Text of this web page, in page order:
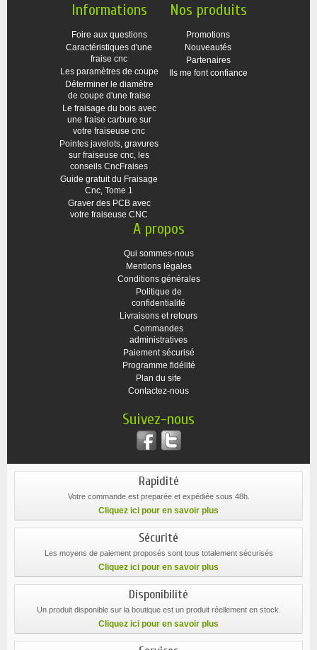
Informations
Foire aux questions
Caractéristiques d'une
fraise cnc
Les paramètres de coupe
Déterminer le diamètre
de coupe d'une fraise
Le fraisage du bois avec
une fraise carbure sur
votre fraiseuse cnc
Pointes javelots, gravures
sur fraiseuse cnc, les
conseils CncFraises
Guide gratuit du Fraisage
Cnc, Tome 1
Graver des PCB avec
votre fraiseuse CNC
Nos produits
Promotions
Nouveautés
Partenaires
Ils me font confiance
A propos
Qui sommes-nous
Mentions légales
Conditions générales
Politique de
confidentialité
Livraisons et retours
Commandes
administratives
Paiement sécurisé
Programme fidélité
Plan du site
Contactez-nous
Suivez-nous
Rapidité
Votre commande est preparée et expédiée sous 48h.
Cliquez ici pour en savoir plus
Sécurité
Les moyens de paiement proposés sont tous totalement sécurisés
Cliquez ici pour en savoir plus
Disponibilité
Un produit disponible sur la boutique est un produit réellement en stock.
Cliquez ici pour en savoir plus